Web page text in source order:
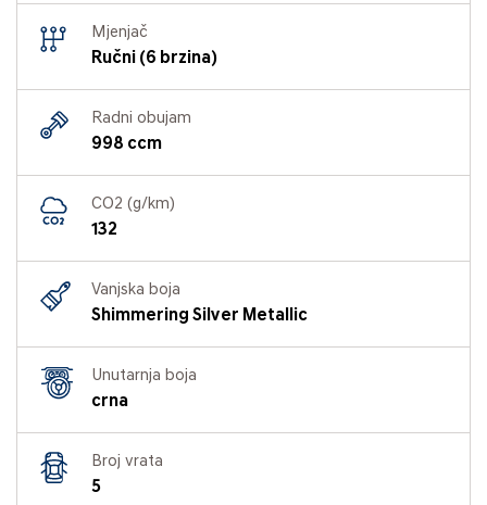
Mjenjač
Ručni (6 brzina)
Radni obujam
998 ccm
CO2 (g/km)
132
Vanjska boja
Shimmering Silver Metallic
Unutarnja boja
crna
Broj vrata
5